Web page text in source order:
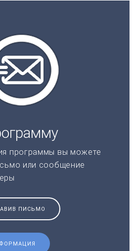
программы вы можете
или сообщение
ПИСЬМО